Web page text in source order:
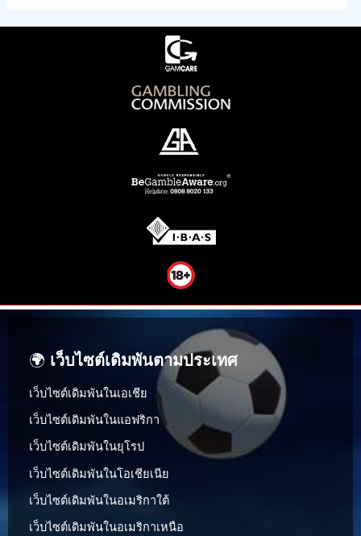
🌍 เว็บไซต์เดิมพันตามประเทศ
เว็บไซต์เดิมพันในเอเชีย
เว็บไซต์เดิมพันในแอฟริกา
เว็บไซต์เดิมพันในยุโรป
เว็บไซต์เดิมพันในโอเชียเนีย
เว็บไซต์เดิมพันในอเมริกาใต้
เว็บไซต์เดิมพันในอเมริกาเหนือ